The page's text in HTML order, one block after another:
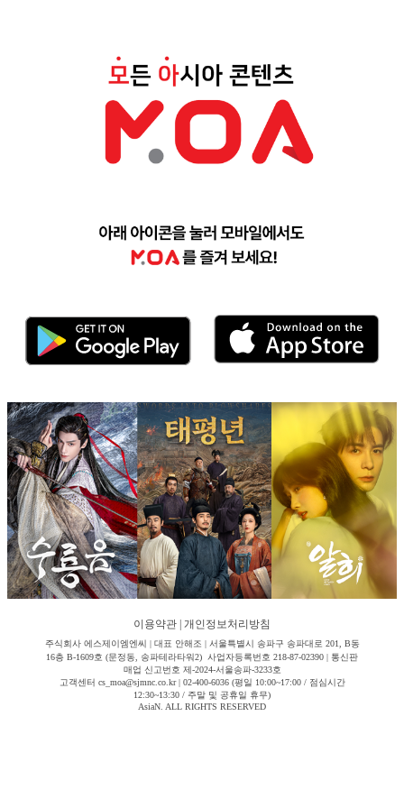
이용약관 개인정보처리방침
주식회사 에스제이엠엔씨 | 대표 안해조 | 서울특별시 송파구 송파대로 201, B동
16층 B-1609호 (문정동, 송파테라타워2) 사업자등록번호 218-87-02390 | 통신판
매업 신고번호 제-2024-서울송파-3233호
고객센터 cs_moa@sjmnc.co.kr | 02-400-6036 (평일 10:00~17:00 / 점심시간
12:30~13:30 / 주말 및 공휴일 휴무)
AsiaN. ALL RIGHTS RESERVED